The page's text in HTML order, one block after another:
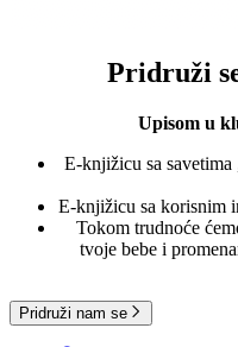
Pridruži
Upisom u
E-knjižicu sa savetima
E-knjižicu sa korisnim
Tokom trudnoće
tvoje bebe i
Pridruži nam se